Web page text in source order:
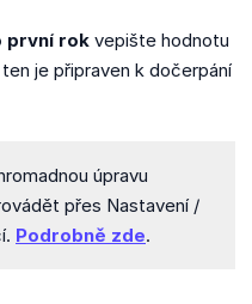
první rok vepište hodnotu
je připraven k dočerpání
úpravu
přes Nastavení /
Podrobně zde.